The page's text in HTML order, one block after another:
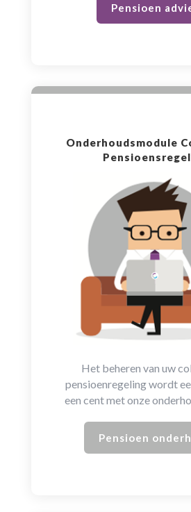
Pensioen
Onderhoudsmodule
Het beheren van uw
pensioenregeling wordt
een cent met onze
Pensioen